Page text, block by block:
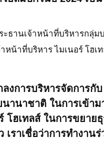
ะธานเจ้าหน้าที่บริหารกลุ่ม
น้าที่บริหาร ไมเนอร์ โฮเ
งการบริหารจัดการกับ
านาชาติ ในการเข้า
ฮเทลส์ ในการขยาย
ราเชื่อว่าการทำงาน